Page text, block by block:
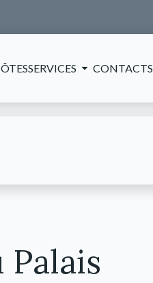
SERVICES CONTACTS